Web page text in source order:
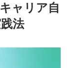
ャリア自
法